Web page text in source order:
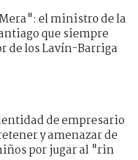
el ministro de la
que siempre
de los Lavín-Barriga
de empresario
y amenazar de
por jugar al "rin